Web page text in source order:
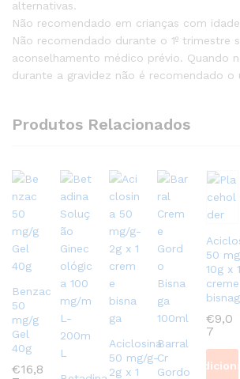
alternativas.
Não recomendado em crianças com
Não recomendado durante o 1º trimestre
aconselhamento médico prévio. Quando
durante a gravidez não é recomendado o
Produtos Relacionados
Benzac
50
mg/g
Gel
40g
€16,8
Aciclosina
50 mg/g-
2g x 1
Barral
Cr
Gordo
50
10g x 1
creme
€9,0
7